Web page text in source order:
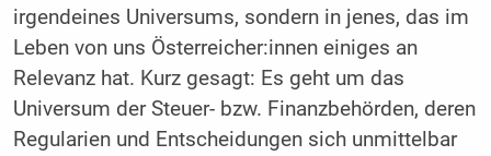
irgendeines Universums, sondern in jenes, das im
Leben von uns Österreicher:innen einiges an
Relevanz hat. Kurz gesagt: Es geht um das
Universum der Steuer- bzw. Finanzbehörden, deren
Regularien und Entscheidungen sich unmittelbar